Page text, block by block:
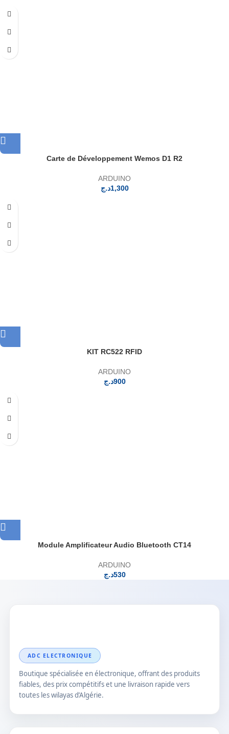
Carte de Développement Wemos D1 R2
ARDUINO
1,300د.ج
KIT RC522 RFID
ARDUINO
900د.ج
Module Amplificateur Audio Bluetooth CT14
ARDUINO
530د.ج
ADC ELECTRONIQUE
Boutique spécialisée en électronique, offrant des produits
fiables, des prix compétitifs et une livraison rapide vers
toutes les wilayas d’Algérie.